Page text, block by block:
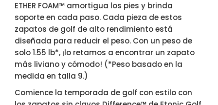
ETHER FOAM™ amortigua los pies y brinda
soporte en cada paso. Cada pieza de estos
zapatos de golf de alto rendimiento está
diseñada para reducir el peso. Con un peso de
solo 1.55 lb*, ¡lo retamos a encontrar un zapato
más liviano y cómodo! (*Peso basado en la
medida en talla 9.)
Comience la temporada de golf con estilo con